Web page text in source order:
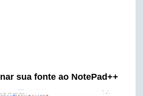
sua fonte ao NotePad++